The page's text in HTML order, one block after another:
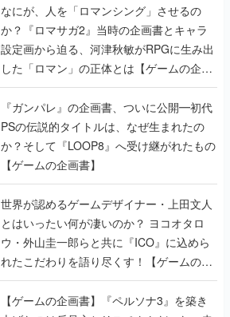
なにが、人を「ロマンシング」させるの
か？『ロマサガ2』当時の企画書とキャラ
設定画から迫る、河津秋敏がRPGに生み出
した「ロマン」の正体とは【ゲームの企画
書】
『ガンパレ』の企画書、ついに公開━初代
PSの伝説的タイトルは、なぜ生まれたの
か？そして『LOOP8』へ受け継がれたもの
【ゲームの企画書】
世界が認めるゲームデザイナー・上田文人
とはいったい何が凄いのか？ ヨコオタロ
ウ・外山圭一郎らと共に『ICO』に込めら
れたこだわりを語り尽くす！【ゲームの企
画書】
【ゲームの企画書】『ペルソナ3』を築き